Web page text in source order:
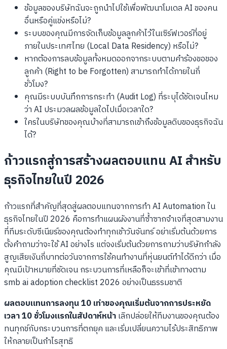
ข้อมูลของบริษัทฉันจะถูกนำไปใช้เพื่อพัฒนาโมเดล AI ของคน
อื่นหรือคู่แข่งหรือไม่?
ระบบของคุณมีการจัดเก็บข้อมูลลูกค้าไว้ในเซิร์ฟเวอร์ที่อยู่
ภายในประเทศไทย (Local Data Residency) หรือไม่?
หากต้องการลบข้อมูลทั้งหมดออกจากระบบตามคำร้องขอของ
ลูกค้า (Right to be Forgotten) สามารถทำได้ภายในกี่
ชั่วโมง?
คุณมีระบบบันทึกการกระทำ (Audit Log) ที่ระบุได้ชัดเจนไหม
ว่า AI ประมวลผลข้อมูลใดไปเมื่อเวลาใด?
ใครในบริษัทของคุณบ้างที่สามารถเข้าถึงข้อมูลดิบของธุรกิจฉัน
ได้?
ก้าวแรกสู่การสร้างผลตอบแทน AI สำหรับ
ธุรกิจไทยในปี 2026
ก้าวแรกที่สำคัญที่สุดสู่ผลตอบแทนจากการทำ AI Automation ใน
ธุรกิจไทยในปี 2026 คือการทำแผนผังงานที่ซ้ำซากจำเจที่สุดสามงาน
ที่ทีมระดับซีเนียร์ของคุณต้องทำทุกเช้าวันจันทร์ อย่าเริ่มต้นด้วยการ
ตั้งคำถามว่าจะใช้ AI อย่างไร แต่จงเริ่มต้นด้วยการถามว่าบริษัทกำลัง
สูญเสียเงินกี่บาทต่อวันจากการใช้คนทำงานที่หุ่นยนต์ทำได้ดีกว่า เมื่อ
คุณมีเป้าหมายที่ชัดเจน กระบวนการที่เหลือก็จะเข้าที่เข้าทางตาม
smb ai adoption checklist 2026 อย่างเป็นธรรมชาติ
ผลตอบแทนการลงทุน 10 เท่าของคุณเริ่มต้นจากการประหยัด
เวลา 10 ชั่วโมงแรกในสัปดาห์หน้าเลิกปล่อยให้ทีมงานของคุณต้อง
ทนทุกข์กับกระบวนการที่ตกยุค และเริ่มเปลี่ยนความไร้ประสิทธิภาพ
ให้กลายเป็นกำไรสุทธิ